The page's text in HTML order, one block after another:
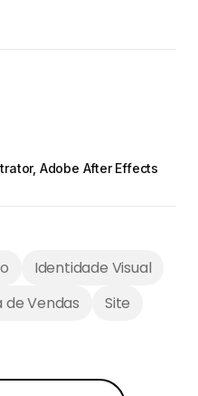
Adobe After Effects
Identidade Visual
de Vendas Site